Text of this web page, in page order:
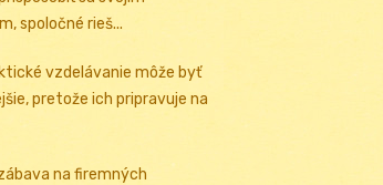
spoločné rieš...
vzdelávanie môže byť
pretože ich pripravuje na
na firemných